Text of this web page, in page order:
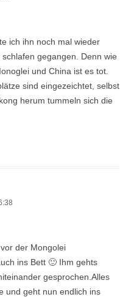
ich ihn noch mal wieder
gegangen. Denn wie
und China ist es tot.
sind eingezeichtet, selbst
herum tummeln sich die
der Mongolei
ins Bett 🙂 Ihm gehts
gesprochen.Alles
und geht nun endlich ins